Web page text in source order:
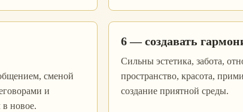
сменой
и
новое.
6 — создавать
Сильны эстетика, забота,
пространство, красота,
создание приятной среды.